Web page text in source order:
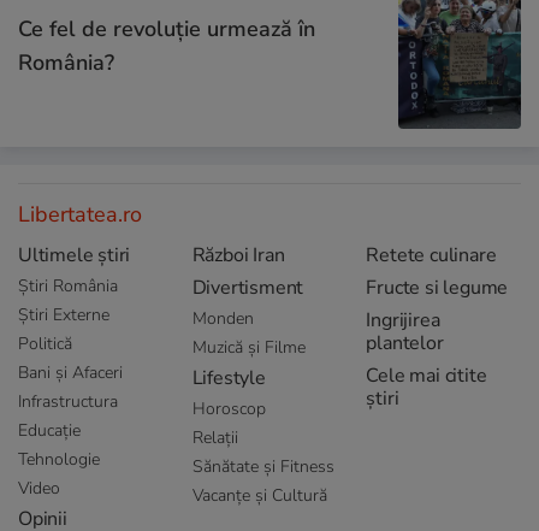
Ce fel de revoluție urmează în
România?
Libertatea.ro
Ultimele știri
Știri România
Știri Externe
Politică
Bani și Afaceri
Infrastructura
Educație
Tehnologie
Video
Opinii
Război Iran
Divertisment
Monden
Muzică și Filme
Lifestyle
Horoscop
Relații
Sănătate și Fitness
Vacanțe și Cultură
Retete culinare
Fructe si legume
Ingrijirea
plantelor
Cele mai citite
știri